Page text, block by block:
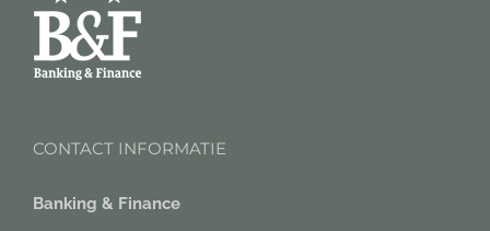
CONTACT INFORMATIE
Banking & Finance